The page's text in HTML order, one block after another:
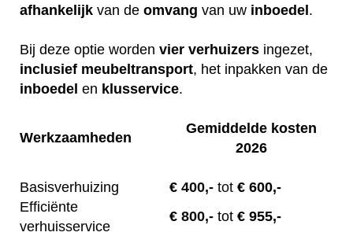
afhankelijk van de omvang van uw inboedel .
Bij deze optie worden vier verhuizers ingezet,
inclusief meubeltransport, het inpakken van de
inboedel en klusservice.
Werkzaamheden
Gemiddelde kosten
2026
Basisverhuizing € 400,- tot € 600,-
Efficiënte
verhuisservice
€ 800,- tot € 955,-